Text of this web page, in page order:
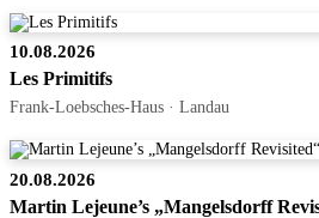
10.08.2026
Les Primitifs
Frank-Loebsches-Haus · Landau
20.08.2026
Martin Lejeune’s „Mangelsdorff